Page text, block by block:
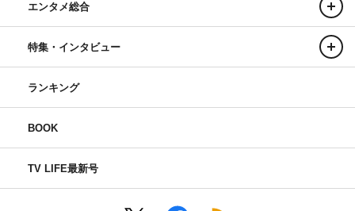
エンタメ総合
特集・インタビュー
ランキング
BOOK
TV LIFE最新号